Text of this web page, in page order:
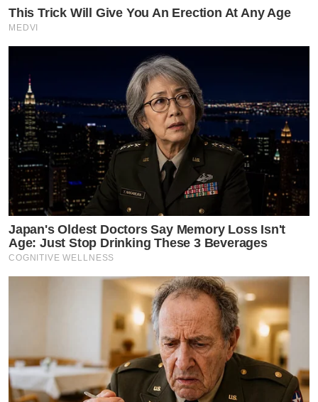
This Trick Will Give You An Erection At Any Age
MEDVI
Japan's Oldest Doctors Say Memory Loss Isn't
Age: Just Stop Drinking These 3 Beverages
COGNITIVE WELLNESS